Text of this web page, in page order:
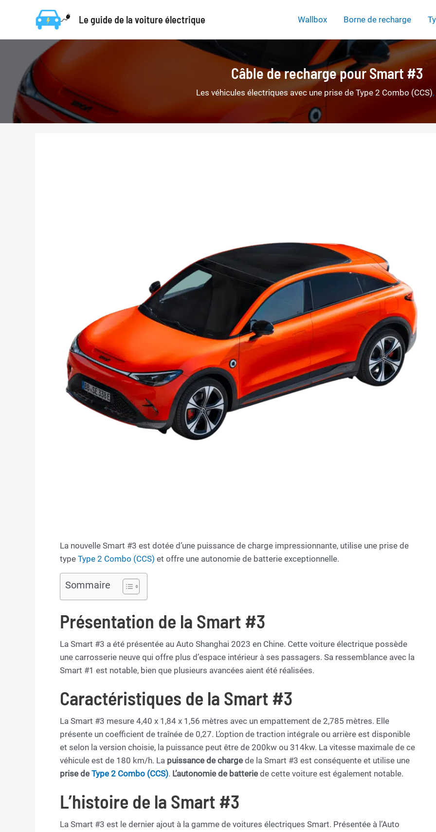
Le guide de la voiture électrique Wallbox Borne de recharge
Câble de recharge pour Smart #3
Les véhicules électriques avec une prise de Type 2 Combo (CCS),
La nouvelle Smart #3 est dotée d’une puissance de charge impressionnante, utilise une prise de
type Type 2 Combo (CCS) et offre une autonomie de batterie exceptionnelle.
Sommaire
Présentation de la Smart #3
La Smart #3 a été présentée au Auto Shanghai 2023 en Chine. Cette voiture électrique possède
une carrosserie neuve qui offre plus d’espace intérieur à ses passagers. Sa ressemblance avec la
Smart #1 est notable, bien que plusieurs avancées aient été réalisées.
Caractéristiques de la Smart #3
La Smart #3 mesure 4,40 x 1,84 x 1,56 mètres avec un empattement de 2,785 mètres. Elle
présente un coefficient de traînée de 0,27. L’option de traction intégrale ou arrière est disponible
et selon la version choisie, la puissance peut être de 200kw ou 314kw. La vitesse maximale de ce
véhicule est de 180 km/h. La puissance de charge de la Smart #3 est conséquente et utilise une
prise de Type 2 Combo (CCS). L’autonomie de batterie de cette voiture est également notable.
L’histoire de la Smart #3
La Smart #3 est le dernier ajout à la gamme de voitures électriques Smart. Présentée à l’Auto